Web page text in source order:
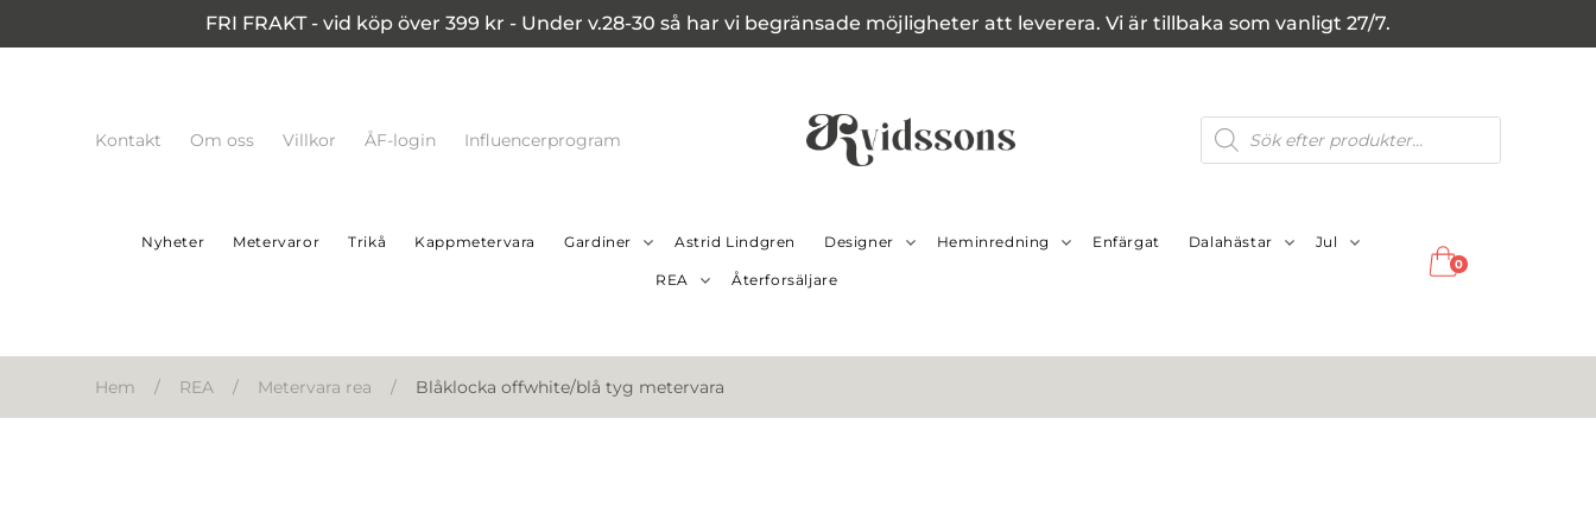
FRI FRAKT - vid köp över 399 kr - Under v.28-30 så har vi begränsade möjligheter att leverera. Vi är tillbaka som vanligt 27/7.
Kontakt Om oss Villkor ÅF-login Influencerprogram
Produktsökning
Nyheter Metervaror Trikå Kappmetervara Gardiner Astrid Lindgren Designer Heminredning Enfärgat Dalahästar Jul
REA Återforsäljare
0
Hem / REA / Metervara rea / Blåklocka offwhite/blå tyg metervara